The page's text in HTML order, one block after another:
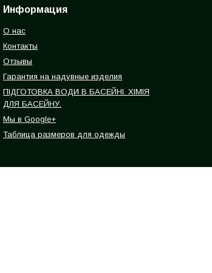
Информация
О нас
Контакты
Отзывы
Гарантия на надувные изделия
ПІДГОТОВКА ВОДИ В БАСЕЙНІ. ХІМІЯ
ДЛЯ БАСЕЙНУ.
Мы в Google+
Таблица размеров для одежды